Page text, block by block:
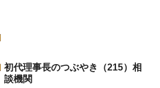
初代理事長のつぶやき（215）相
談機関